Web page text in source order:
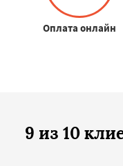
Оплата онлайн
9 из 10